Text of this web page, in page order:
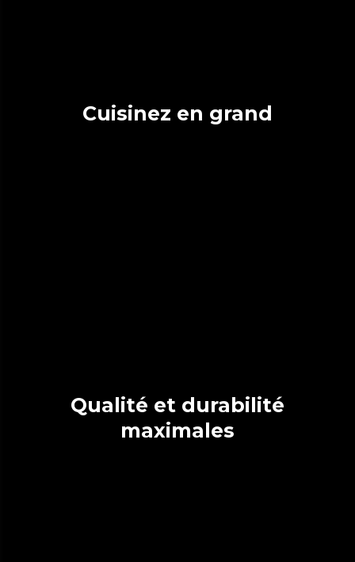
Cuisinez en grand
Qualité et durabilité
maximales